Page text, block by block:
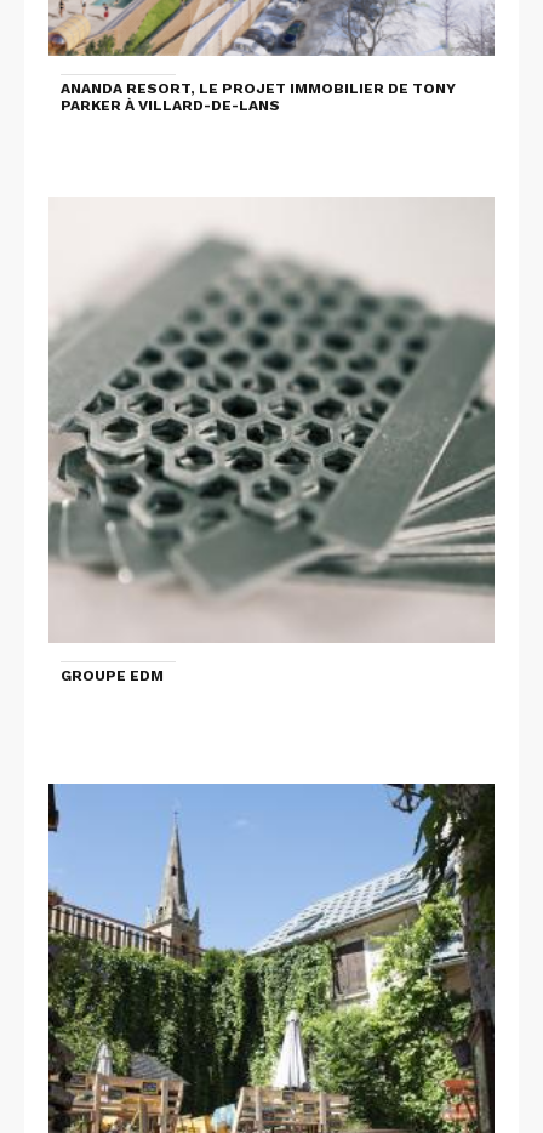
ANANDA RESORT, LE PROJET IMMOBILIER DE TONY
PARKER À VILLARD-DE-LANS
GROUPE EDM